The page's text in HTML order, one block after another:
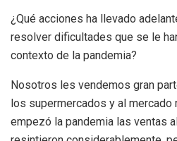
¿Qué acciones ha llevado
resolver dificultades que se le
contexto de la pandemia?
Nosotros les vendemos gran
los supermercados y al mercado
empezó la pandemia las ventas